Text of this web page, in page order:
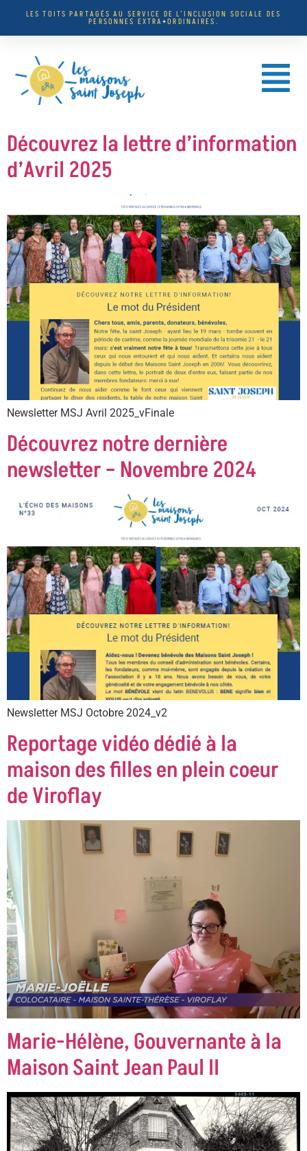
LES TOITS PARTAGÉS AU SERVICE DE L’INCLUSION SOCIALE DES
PERSONNES EXTRA+ORDINAIRES.
Découvrez la lettre d’information
d’Avril 2025
Newsletter MSJ Avril 2025_vFinale
Découvrez notre dernière
newsletter – Novembre 2024
Newsletter MSJ Octobre 2024_v2
Reportage vidéo dédié à la
maison des filles en plein coeur
de Viroflay
Marie-Hélène, Gouvernante à la
Maison Saint Jean Paul II